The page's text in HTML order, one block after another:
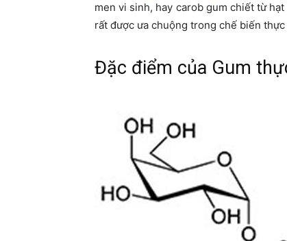
men vi sinh, hay carob gum chiết từ
rất được ưa chuộng trong chế biến thực
Đặc điểm của Gum